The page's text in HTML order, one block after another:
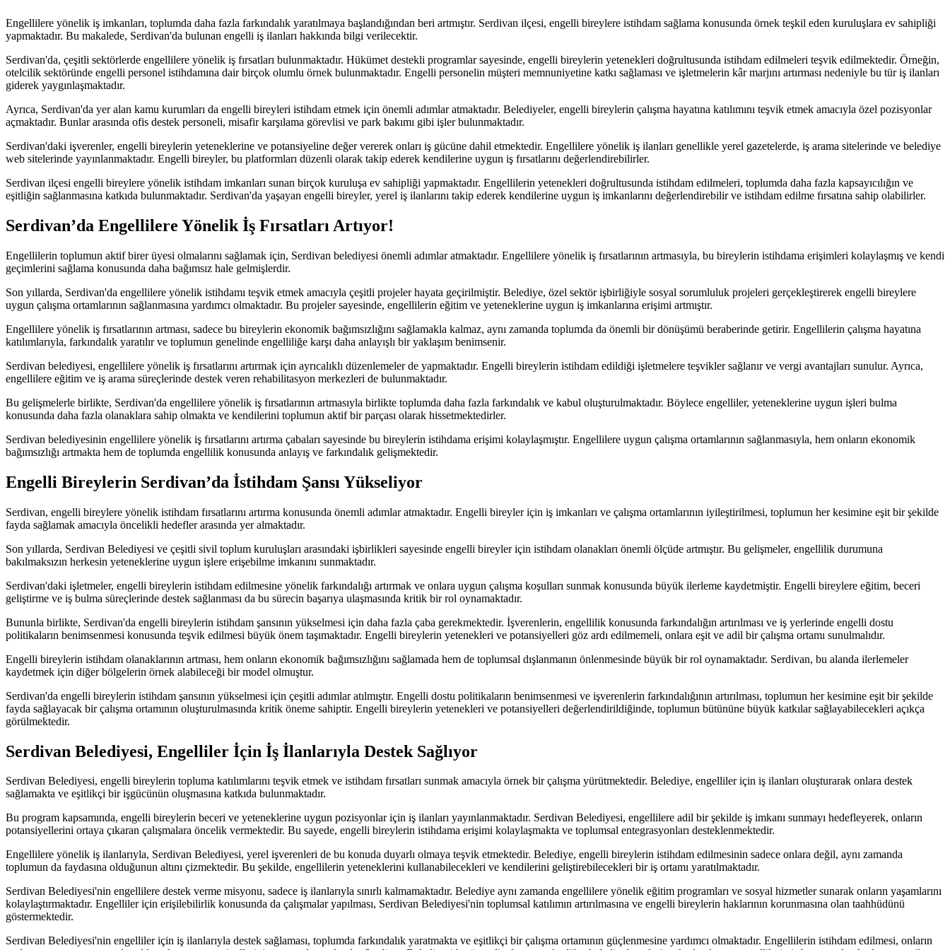
Engellilere yönelik iş imkanları, toplumda daha fazla farkındalık yaratılmaya başlandığından beri artmıştır. Serdivan ilçesi, engelli bireylere istihdam sağlama konusunda örnek teşkil eden kuruluşlara ev sahipliği
yapmaktadır. Bu makalede, Serdivan'da bulunan engelli iş ilanları hakkında bilgi verilecektir.
Serdivan'da, çeşitli sektörlerde engellilere yönelik iş fırsatları bulunmaktadır. Hükümet destekli programlar sayesinde, engelli bireylerin yetenekleri doğrultusunda istihdam edilmeleri teşvik edilmektedir. Örneğin,
otelcilik sektöründe engelli personel istihdamına dair birçok olumlu örnek bulunmaktadır. Engelli personelin müşteri memnuniyetine katkı sağlaması ve işletmelerin kâr marjını artırması nedeniyle bu tür iş ilanları
giderek yaygınlaşmaktadır.
Ayrıca, Serdivan'da yer alan kamu kurumları da engelli bireyleri istihdam etmek için önemli adımlar atmaktadır. Belediyeler, engelli bireylerin çalışma hayatına katılımını teşvik etmek amacıyla özel pozisyonlar
açmaktadır. Bunlar arasında ofis destek personeli, misafir karşılama görevlisi ve park bakımı gibi işler bulunmaktadır.
Serdivan'daki işverenler, engelli bireylerin yeteneklerine ve potansiyeline değer vererek onları iş gücüne dahil etmektedir. Engellilere yönelik iş ilanları genellikle yerel gazetelerde, iş arama sitelerinde ve belediye
web sitelerinde yayınlanmaktadır. Engelli bireyler, bu platformları düzenli olarak takip ederek kendilerine uygun iş fırsatlarını değerlendirebilirler.
Serdivan ilçesi engelli bireylere yönelik istihdam imkanları sunan birçok kuruluşa ev sahipliği yapmaktadır. Engellilerin yetenekleri doğrultusunda istihdam edilmeleri, toplumda daha fazla kapsayıcılığın ve
eşitliğin sağlanmasına katkıda bulunmaktadır. Serdivan'da yaşayan engelli bireyler, yerel iş ilanlarını takip ederek kendilerine uygun iş imkanlarını değerlendirebilir ve istihdam edilme fırsatına sahip olabilirler.
Serdivan’da Engellilere Yönelik İş Fırsatları Artıyor!
Engellilerin toplumun aktif birer üyesi olmalarını sağlamak için, Serdivan belediyesi önemli adımlar atmaktadır. Engellilere yönelik iş fırsatlarının artmasıyla, bu bireylerin istihdama erişimleri kolaylaşmış ve kendi
geçimlerini sağlama konusunda daha bağımsız hale gelmişlerdir.
Son yıllarda, Serdivan'da engellilere yönelik istihdamı teşvik etmek amacıyla çeşitli projeler hayata geçirilmiştir. Belediye, özel sektör işbirliğiyle sosyal sorumluluk projeleri gerçekleştirerek engelli bireylere
uygun çalışma ortamlarının sağlanmasına yardımcı olmaktadır. Bu projeler sayesinde, engellilerin eğitim ve yeteneklerine uygun iş imkanlarına erişimi artmıştır.
Engellilere yönelik iş fırsatlarının artması, sadece bu bireylerin ekonomik bağımsızlığını sağlamakla kalmaz, aynı zamanda toplumda da önemli bir dönüşümü beraberinde getirir. Engellilerin çalışma hayatına
katılımlarıyla, farkındalık yaratılır ve toplumun genelinde engelliliğe karşı daha anlayışlı bir yaklaşım benimsenir.
Serdivan belediyesi, engellilere yönelik iş fırsatlarını artırmak için ayrıcalıklı düzenlemeler de yapmaktadır. Engelli bireylerin istihdam edildiği işletmelere teşvikler sağlanır ve vergi avantajları sunulur. Ayrıca,
engellilere eğitim ve iş arama süreçlerinde destek veren rehabilitasyon merkezleri de bulunmaktadır.
Bu gelişmelerle birlikte, Serdivan'da engellilere yönelik iş fırsatlarının artmasıyla birlikte toplumda daha fazla farkındalık ve kabul oluşturulmaktadır. Böylece engelliler, yeteneklerine uygun işleri bulma
konusunda daha fazla olanaklara sahip olmakta ve kendilerini toplumun aktif bir parçası olarak hissetmektedirler.
Serdivan belediyesinin engellilere yönelik iş fırsatlarını artırma çabaları sayesinde bu bireylerin istihdama erişimi kolaylaşmıştır. Engellilere uygun çalışma ortamlarının sağlanmasıyla, hem onların ekonomik
bağımsızlığı artmakta hem de toplumda engellilik konusunda anlayış ve farkındalık gelişmektedir.
Engelli Bireylerin Serdivan’da İstihdam Şansı Yükseliyor
Serdivan, engelli bireylere yönelik istihdam fırsatlarını artırma konusunda önemli adımlar atmaktadır. Engelli bireyler için iş imkanları ve çalışma ortamlarının iyileştirilmesi, toplumun her kesimine eşit bir şekilde
fayda sağlamak amacıyla öncelikli hedefler arasında yer almaktadır.
Son yıllarda, Serdivan Belediyesi ve çeşitli sivil toplum kuruluşları arasındaki işbirlikleri sayesinde engelli bireyler için istihdam olanakları önemli ölçüde artmıştır. Bu gelişmeler, engellilik durumuna
bakılmaksızın herkesin yeteneklerine uygun işlere erişebilme imkanını sunmaktadır.
Serdivan'daki işletmeler, engelli bireylerin istihdam edilmesine yönelik farkındalığı artırmak ve onlara uygun çalışma koşulları sunmak konusunda büyük ilerleme kaydetmiştir. Engelli bireylere eğitim, beceri
geliştirme ve iş bulma süreçlerinde destek sağlanması da bu sürecin başarıya ulaşmasında kritik bir rol oynamaktadır.
Bununla birlikte, Serdivan'da engelli bireylerin istihdam şansının yükselmesi için daha fazla çaba gerekmektedir. İşverenlerin, engellilik konusunda farkındalığın artırılması ve iş yerlerinde engelli dostu
politikaların benimsenmesi konusunda teşvik edilmesi büyük önem taşımaktadır. Engelli bireylerin yetenekleri ve potansiyelleri göz ardı edilmemeli, onlara eşit ve adil bir çalışma ortamı sunulmalıdır.
Engelli bireylerin istihdam olanaklarının artması, hem onların ekonomik bağımsızlığını sağlamada hem de toplumsal dışlanmanın önlenmesinde büyük bir rol oynamaktadır. Serdivan, bu alanda ilerlemeler
kaydetmek için diğer bölgelerin örnek alabileceği bir model olmuştur.
Serdivan'da engelli bireylerin istihdam şansının yükselmesi için çeşitli adımlar atılmıştır. Engelli dostu politikaların benimsenmesi ve işverenlerin farkındalığının artırılması, toplumun her kesimine eşit bir şekilde
fayda sağlayacak bir çalışma ortamının oluşturulmasında kritik öneme sahiptir. Engelli bireylerin yetenekleri ve potansiyelleri değerlendirildiğinde, toplumun bütününe büyük katkılar sağlayabilecekleri açıkça
görülmektedir.
Serdivan Belediyesi, Engelliler İçin İş İlanlarıyla Destek Sağlıyor
Serdivan Belediyesi, engelli bireylerin topluma katılımlarını teşvik etmek ve istihdam fırsatları sunmak amacıyla örnek bir çalışma yürütmektedir. Belediye, engelliler için iş ilanları oluşturarak onlara destek
sağlamakta ve eşitlikçi bir işgücünün oluşmasına katkıda bulunmaktadır.
Bu program kapsamında, engelli bireylerin beceri ve yeteneklerine uygun pozisyonlar için iş ilanları yayınlanmaktadır. Serdivan Belediyesi, engellilere adil bir şekilde iş imkanı sunmayı hedefleyerek, onların
potansiyellerini ortaya çıkaran çalışmalara öncelik vermektedir. Bu sayede, engelli bireylerin istihdama erişimi kolaylaşmakta ve toplumsal entegrasyonları desteklenmektedir.
Engellilere yönelik iş ilanlarıyla, Serdivan Belediyesi, yerel işverenleri de bu konuda duyarlı olmaya teşvik etmektedir. Belediye, engelli bireylerin istihdam edilmesinin sadece onlara değil, aynı zamanda
toplumun da faydasına olduğunun altını çizmektedir. Bu şekilde, engellilerin yeteneklerini kullanabilecekleri ve kendilerini geliştirebilecekleri bir iş ortamı yaratılmaktadır.
Serdivan Belediyesi'nin engellilere destek verme misyonu, sadece iş ilanlarıyla sınırlı kalmamaktadır. Belediye aynı zamanda engellilere yönelik eğitim programları ve sosyal hizmetler sunarak onların yaşamlarını
kolaylaştırmaktadır. Engelliler için erişilebilirlik konusunda da çalışmalar yapılması, Serdivan Belediyesi'nin toplumsal katılımın artırılmasına ve engelli bireylerin haklarının korunmasına olan taahhüdünü
göstermektedir.
Serdivan Belediyesi'nin engelliler için iş ilanlarıyla destek sağlaması, toplumda farkındalık yaratmakta ve eşitlikçi bir çalışma ortamının güçlenmesine yardımcı olmaktadır. Engellilerin istihdam edilmesi, onların